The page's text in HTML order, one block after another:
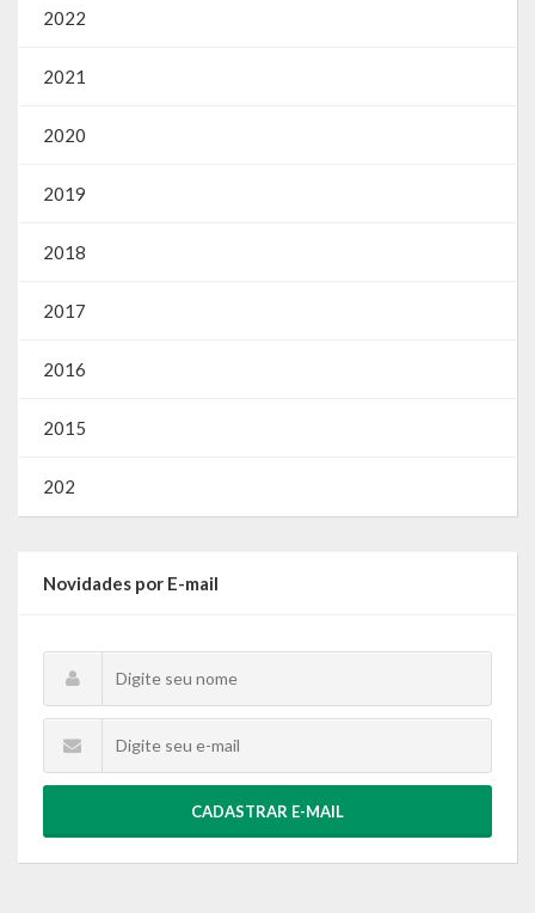
2022
2021
2020
2019
2018
2017
2016
2015
202
Novidades por E-mail
CADASTRAR E-MAIL